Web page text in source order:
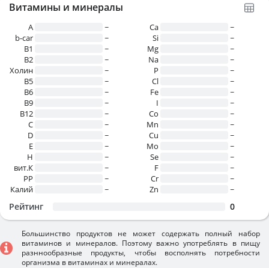
Витамины и минералы
A
~
b-car
~
В1
~
B2
~
Холин
~
B5
~
B6
~
B9
~
B12
~
C
~
D
~
E
~
H
~
вит.К
~
PP
~
Калий
~
Ca
~
Si
~
Mg
~
Na
~
P
~
Cl
~
Fe
~
I
~
Co
~
Mn
~
Cu
~
Mo
~
Se
~
F
~
Cr
~
Zn
~
Рейтинг 0
Большинство продуктов не может содержать полный набор
витаминов и минералов. Поэтому важно употреблять в пищу
разннообразные продукты, чтобы восполнять потребности
организма в витаминах и минералах.